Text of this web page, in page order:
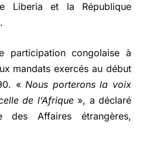
Liberia et la République
participation congolaise à
mandats exercés au début
« Nous porterons la voix
de l’Afrique », a déclaré
des Affaires étrangères,